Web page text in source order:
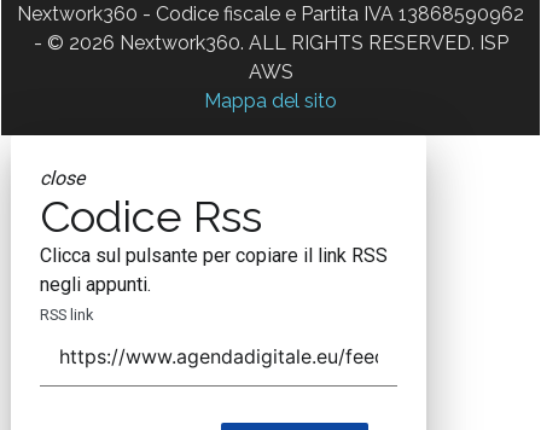
Nextwork360 - Codice fiscale e Partita IVA 13868590962
- © 2026 Nextwork360. ALL RIGHTS RESERVED. ISP
AWS
Mappa del sito
close
Codice Rss
Clicca sul pulsante per copiare il link RSS
negli appunti.
RSS link